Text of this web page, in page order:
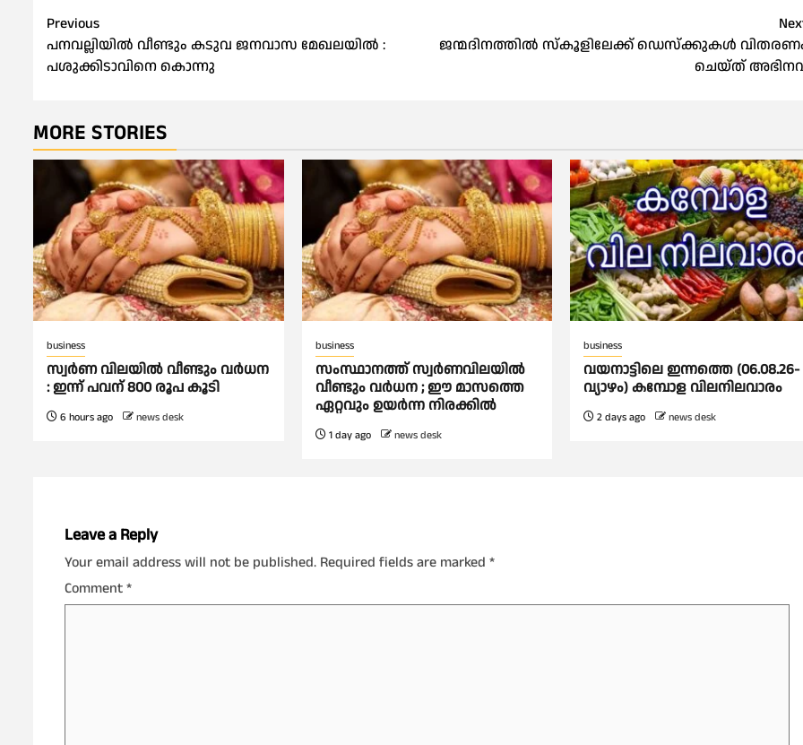
Post
navigation
Previous
പനവല്ലിയില്‍ വീണ്ടും കടുവ ജനവാസ മേഖലയിൽ :
പശുക്കിടാവിനെ കൊന്നു
ജന്മദിനത്തിൽ സ്കൂളിലേക്ക് ഡെസ്ക്കുകൾ
ചെയ്ത്
MORE STORIES
business
സ്വർണ വിലയില്‍ വീണ്ടും വർധന
: ഇന്ന് പവന് 800 രൂപ കൂടി
6 hours ago news desk
business
സംസ്ഥാനത്ത് സ്വര്‍ണവിലയില്‍
വീണ്ടും വര്‍ധന ; ഈ മാസത്തെ
ഏറ്റവും ഉയര്‍ന്ന നിരക്കില്‍
1 day ago news desk
business
വയനാട്ടിലെ ഇന്നത്തെ (06.08.26-
വ്യാഴം) കമ്പോള വിലനിലവാരം
2 days ago news desk
Leave a Reply
Your email address will not be published. Required fields are marked *
Comment*